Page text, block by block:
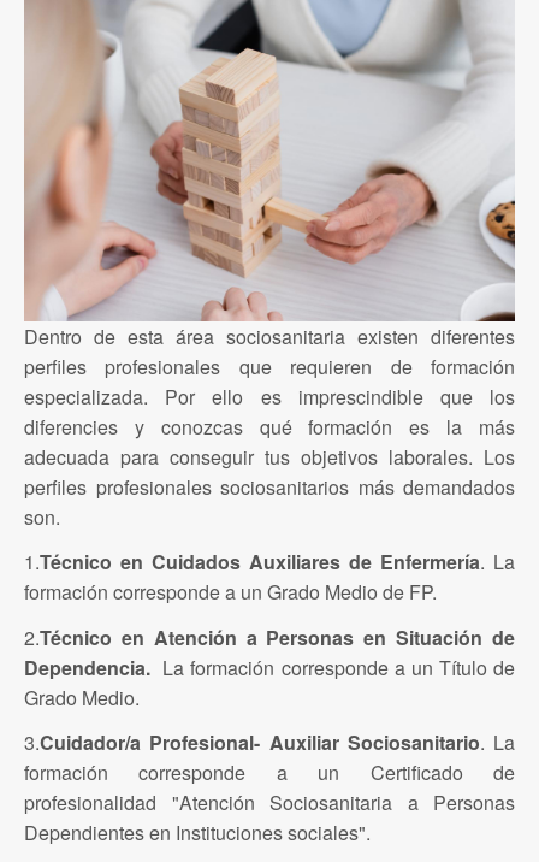
Dentro de esta área sociosanitaria existen diferentes
perfiles profesionales que requieren de formación
especializada. Por ello es imprescindible que los
diferencies y conozcas qué formación es la más
adecuada para conseguir tus objetivos laborales. Los
perfiles profesionales sociosanitarios más demandados
son.
1.Técnico en Cuidados Auxiliares de Enfermería. La
formación corresponde a un Grado Medio de FP.
2.Técnico en Atención a Personas en Situación de
Dependencia. La formación corresponde a un Título de
Grado Medio.
3.Cuidador/a Profesional- Auxiliar Sociosanitario. La
formación corresponde a un Certificado de
profesionalidad "Atención Sociosanitaria a Personas
Dependientes en Instituciones sociales".